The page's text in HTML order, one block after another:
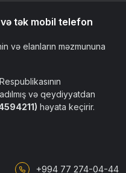
tək mobil telefon
və elanların məzmununa
və qeydiyyatdan
həyata keçirir.
+994 77 274-04-44